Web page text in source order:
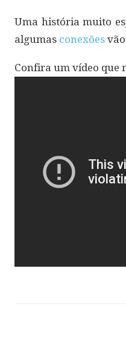
Uma história muito
algumas conexões
Confira um vídeo que